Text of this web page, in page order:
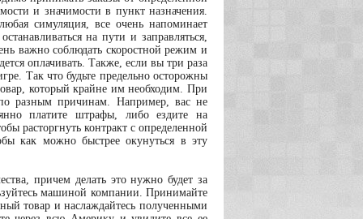
и значимости в пункт назначения.
симуляция, все очень напоминает
на пути и заправляться,
важно соблюдать скоростной режим и
оплачивать. Также, если вы три раза
Так что будьте предельно осторожны
который крайне им необходим. При
разным причинам. Например, вас не
платите штрафы, либо ездите на
расторгнуть контракт с определенной
как можно быстрее окунуться в эту
причем делать это нужно будет за
машиной компании. Принимайте
товар и наслаждайтесь полученными